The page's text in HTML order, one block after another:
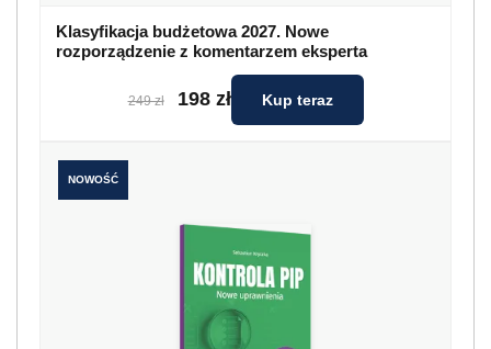
Klasyfikacja budżetowa 2027. Nowe
rozporządzenie z komentarzem eksperta
249 zł 198 zł Kup teraz
NOWOŚĆ